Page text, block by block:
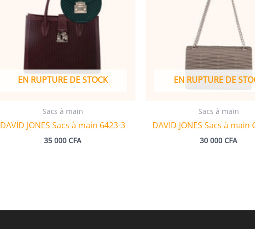
EN RUPTURE DE STOCK
Sacs à main
DAVID JONES Sacs à main 6423-3
35 000 CFA
EN RUPTURE DE
Sacs à main
DAVID JONES Sacs à main
30 000 CFA